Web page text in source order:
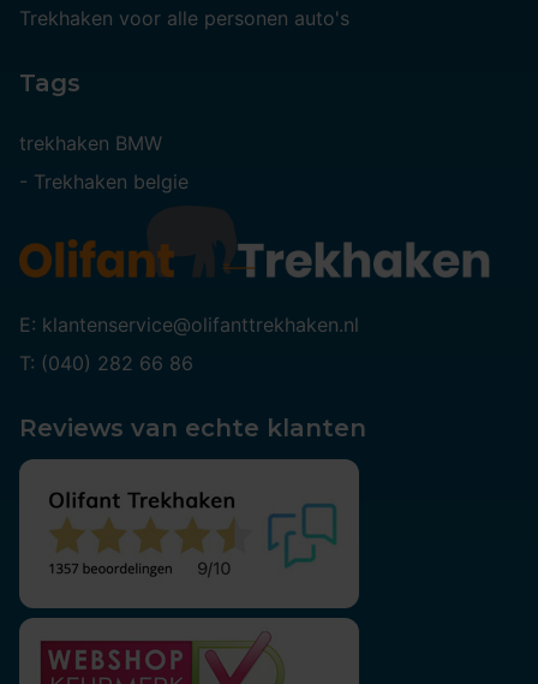
Trekhaken voor alle personen auto's
Tags
trekhaken BMW
- Trekhaken belgie
E: klantenservice@olifanttrekhaken.nl
T: (040) 282 66 86
Reviews van echte klanten